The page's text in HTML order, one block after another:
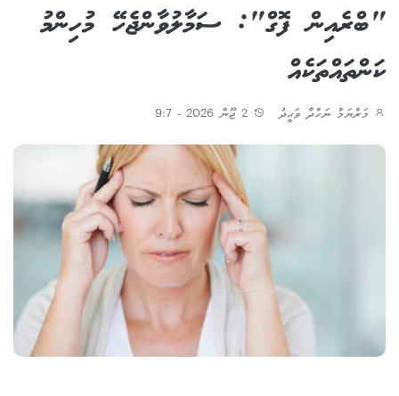
"ބްރެއިން ފޮގް": ސަމާލުވާންޖެހޭ މުހިންމު
ކަންތައްތަކެއް
މަރްޔަމް ނަހްދާ ވަޙީދު